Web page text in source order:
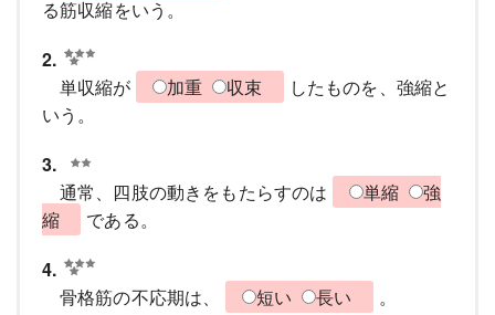
る筋収縮をいう。
2.
単収縮が
加重 収束
したものを、強縮と
いう。
3.
通常、四肢の動きをもたらすのは
単縮
強
縮
である。
4.
骨格筋の不応期は、
短い 長い 。